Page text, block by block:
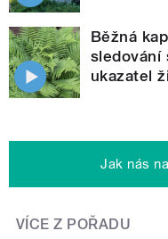
Běžná
sledování
ukazatel
Jak nás
VÍCE Z POŘADU